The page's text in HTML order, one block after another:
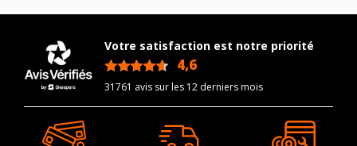
Votre satisfaction est notre priorité
4,6
31761 avis sur les 12 derniers mois